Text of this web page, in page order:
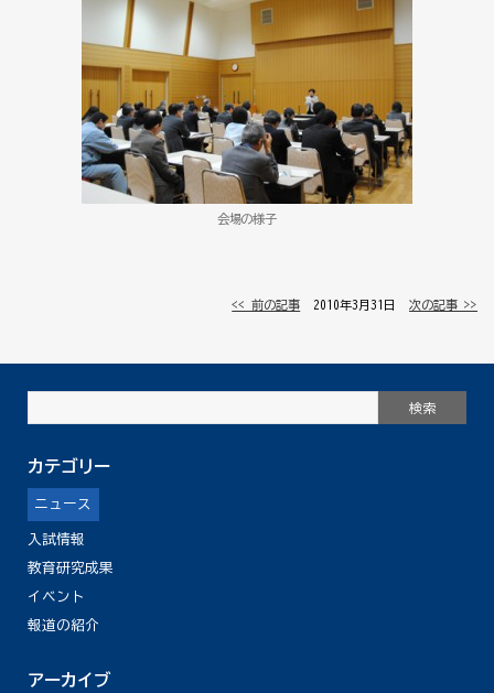
会場の様子
<< 前の記事 │ 2010年3月31日 │次の記事 >>
カテゴリー
ニュース
入試情報
教育研究成果
イベント
報道の紹介
アーカイブ